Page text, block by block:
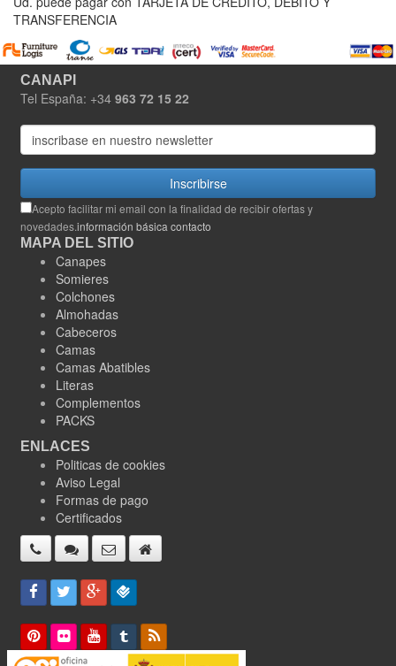
TRANSFERENCIA
CANAPI
Tel España: +34 963 72 15 22
Inscribirse
Acepto facilitar mi email con la finalidad de recibir ofertas y
novedades.información básica contacto
MAPA DEL SITIO
Canapes
Somieres
Colchones
Almohadas
Cabeceros
Camas
Camas Abatibles
Literas
Complementos
PACKS
ENLACES
Politicas de cookies
Aviso Legal
Formas de pago
Certificados